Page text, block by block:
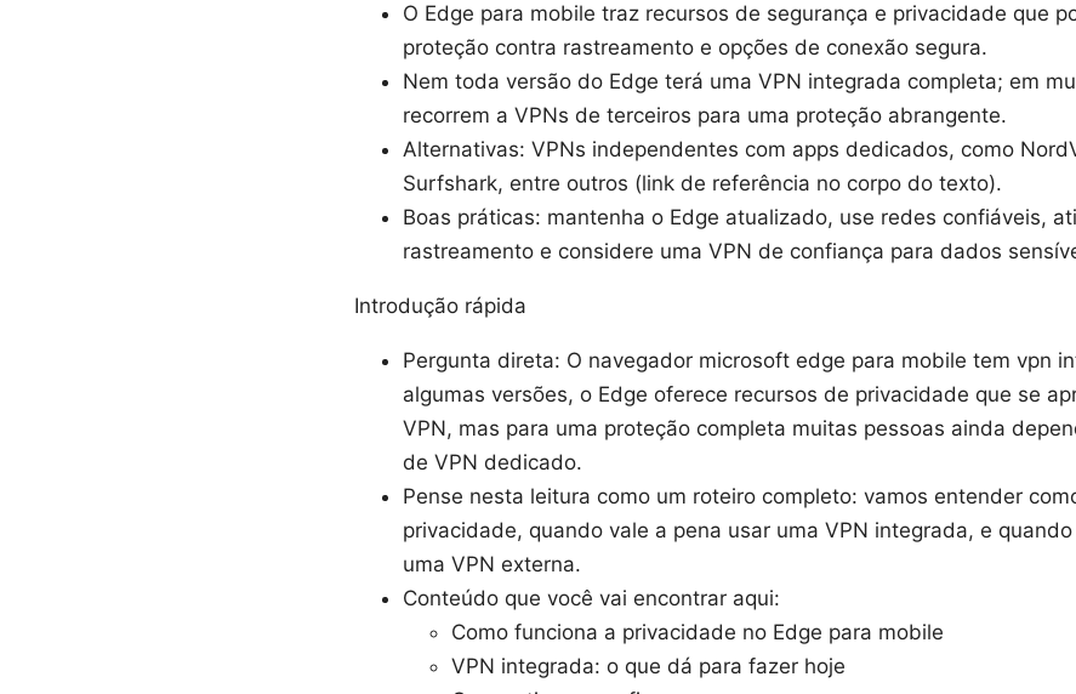
O Edge para mobile traz recursos de segurança e privacidade que
proteção contra rastreamento e opções de conexão segura.
Nem toda versão do Edge terá uma VPN integrada completa; em
recorrem a VPNs de terceiros para uma proteção abrangente.
Alternativas: VPNs independentes com apps dedicados, como
Surfshark, entre outros (link de referência no corpo do texto).
Boas práticas: mantenha o Edge atualizado, use redes confiáveis,
rastreamento e considere uma VPN de confiança para dados
Introdução rápida
Pergunta direta: O navegador microsoft edge para mobile tem vpn
algumas versões, o Edge oferece recursos de privacidade que se
VPN, mas para uma proteção completa muitas pessoas ainda
de VPN dedicado.
Pense nesta leitura como um roteiro completo: vamos entender
privacidade, quando vale a pena usar uma VPN integrada, e
uma VPN externa.
Conteúdo que você vai encontrar aqui:
Como funciona a privacidade no Edge para mobile
VPN integrada: o que dá para fazer hoje